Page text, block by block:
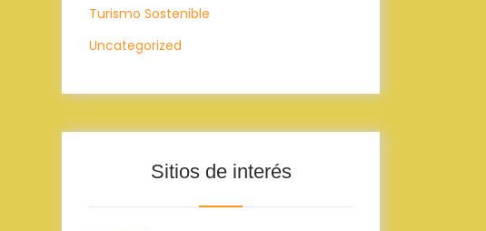
Turismo Sostenible
Uncategorized
Sitios de interés